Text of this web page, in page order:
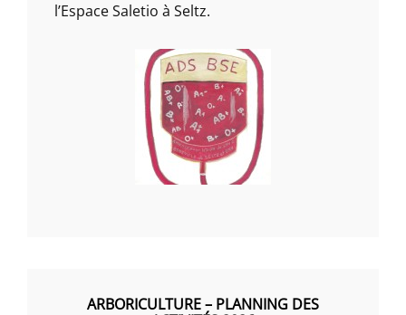
l’Espace Saletio à Seltz.
ARBORICULTURE – PLANNING DES